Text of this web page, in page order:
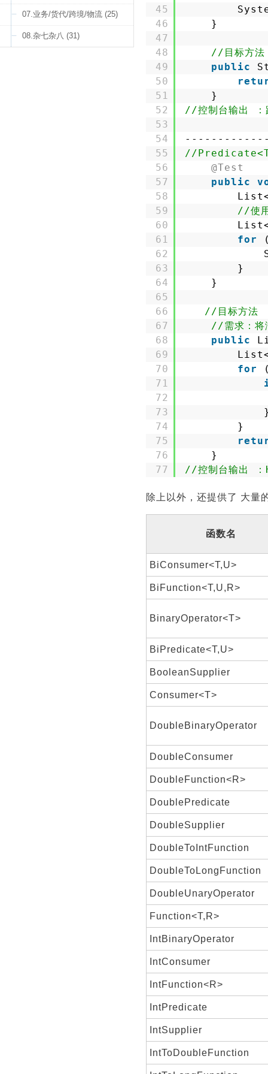
07.业务/货代/跨境/物流 (25)
08.杂七杂八 (31)
45
46
47
48
49
50
51
52
53
54
55
56
57
58
59
60
61
62
63
64
65
66
67
68
69
70
71
72
73
74
75
76
77
}
//目标方法
public
}
//控制台输出 ：
//
@Test
public
//使
for
}
}
//目标方法
//需求：将
public
for
}
}
//控制台输出
除上以外，还提供了 大量
函数名
BiConsumer<T,U>
BiFunction<T,U,R>
BinaryOperator<T>
BiPredicate<T,U>
BooleanSupplier
Consumer<T>
DoubleBinaryOperator
DoubleConsumer
DoubleFunction<R>
DoublePredicate
DoubleSupplier
DoubleToIntFunction
DoubleToLongFunction
DoubleUnaryOperator
Function<T,R>
IntBinaryOperator
IntConsumer
IntFunction<R>
IntPredicate
IntSupplier
IntToDoubleFunction